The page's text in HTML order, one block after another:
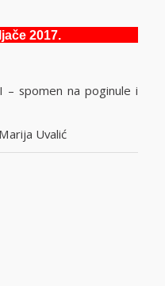
2017.
na poginule i
Uvalić